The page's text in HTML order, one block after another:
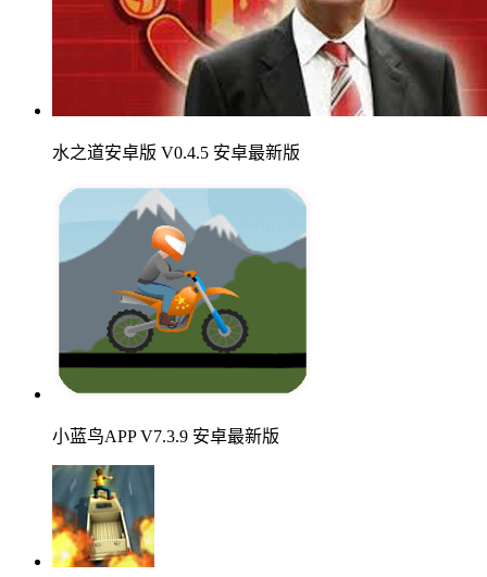
水之道安卓版 V0.4.5 安卓最新版
小蓝鸟APP V7.3.9 安卓最新版